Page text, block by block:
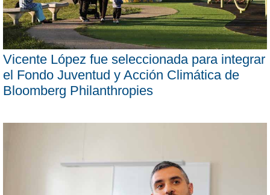
Vicente López fue seleccionada para integrar
el Fondo Juventud y Acción Climática de
Bloomberg Philanthropies